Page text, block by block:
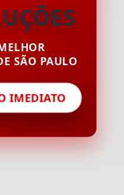
SÃO PAULO
IMEDIATO